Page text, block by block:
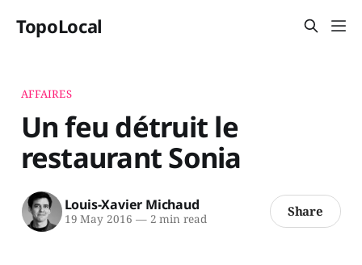
TopoLocal
AFFAIRES
Un feu détruit le
restaurant Sonia
Louis-Xavier Michaud
19 May 2016 —2 min read Share